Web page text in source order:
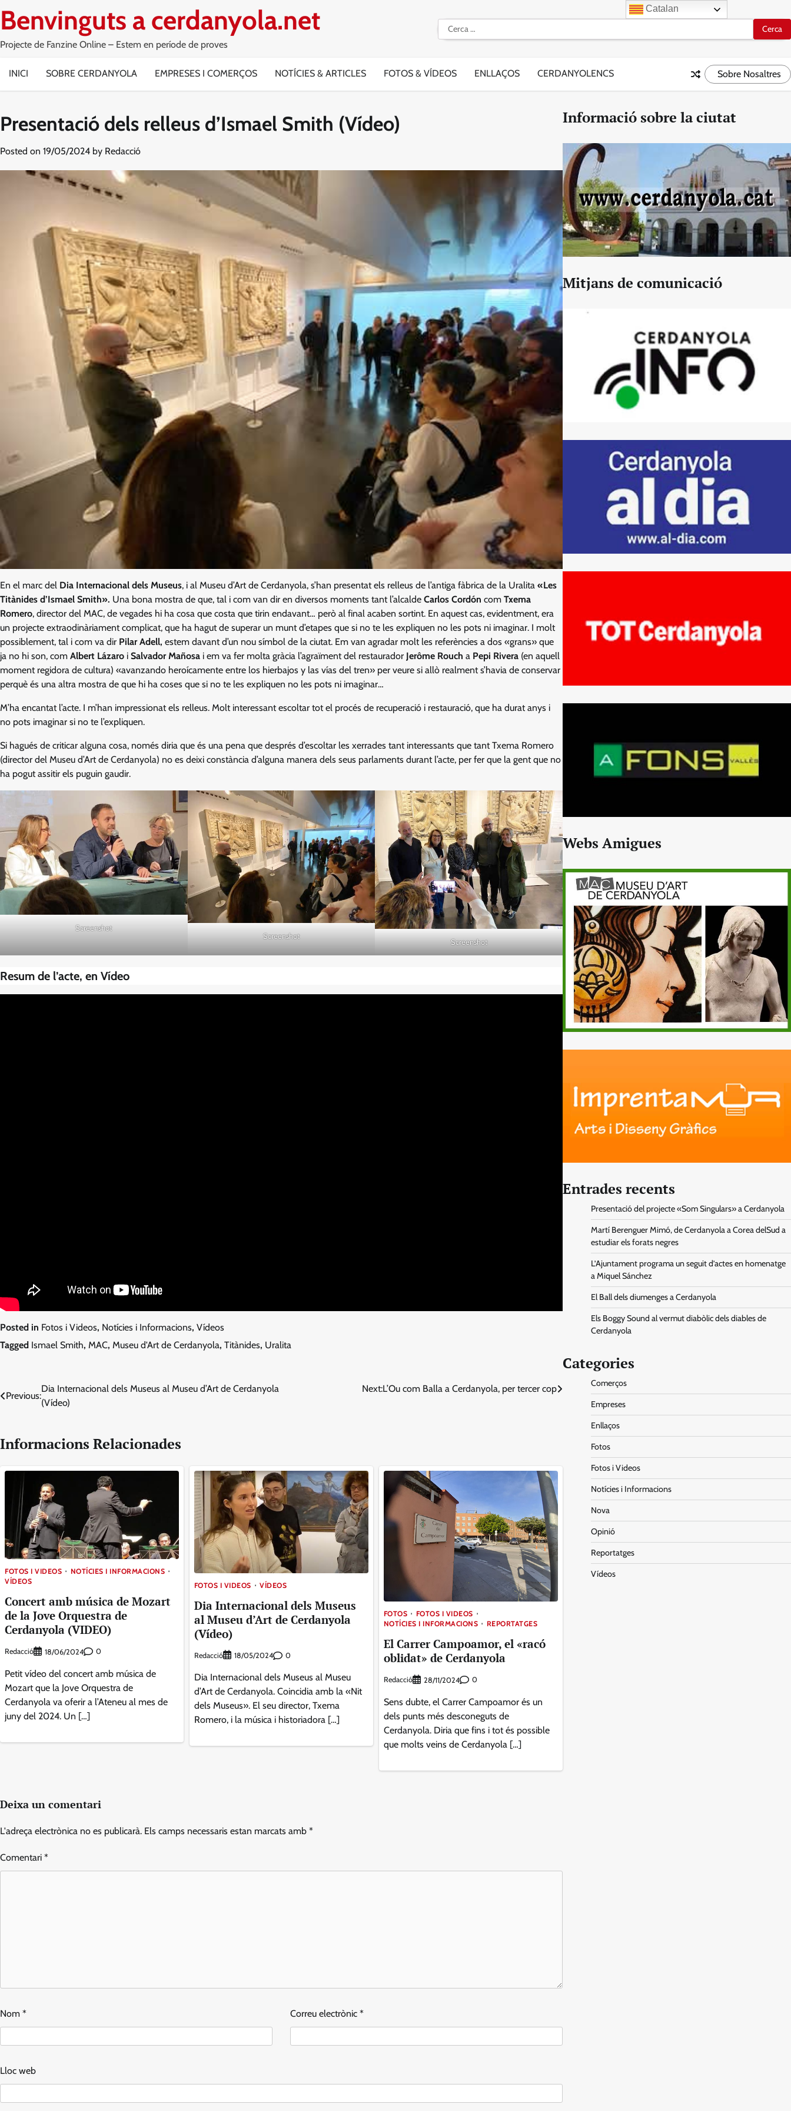
to
Benvinguts a cerdanyola.net
Projecte de Fanzine Online – Estem en període de proves
Cerca:
INICI SOBRE CERDANYOLA EMPRESES I COMERÇOS NOTÍCIES & ARTICLES FOTOS & VÍDEOS ENLLAÇOS CERDANYOLENCS Sobre Nosaltres
Presentació dels relleus d’Ismael Smith (Vídeo)
Posted on 19/05/2024 by Redacció
En el marc del Dia Internacional dels Museus, i al Museu d’Art de Cerdanyola, s’han presentat els relleus de l’antiga fàbrica de la Uralita «Les
Titànides d’Ismael Smith». Una bona mostra de que, tal i com van dir en diversos moments tant l’alcalde Carlos Cordón com Txema
Romero, director del MAC, de vegades hi ha cosa que costa que tirin endavant… però al final acaben sortint. En aquest cas, evidentment, era
un projecte extraodinàriament complicat, que ha hagut de superar un munt d’etapes que si no te les expliquen no les pots ni imaginar. I molt
possiblement, tal i com va dir Pilar Adell, estem davant d’un nou símbol de la ciutat. Em van agradar molt les referències a dos «grans» que
ja no hi son, com Albert Lázaro i Salvador Mañosa i em va fer molta gràcia l’agraïment del restaurador Jerôme Rouch a Pepi Rivera (en aquell
moment regidora de cultura) «avanzando heroícamente entre los hierbajos y las vías del tren» per veure si allò realment s’havia de conservar
perquè és una altra mostra de que hi ha coses que si no te les expliquen no les pots ni imaginar…
M’ha encantat l’acte. I m’han impressionat els relleus. Molt interessant escoltar tot el procés de recuperació i restauració, que ha durat anys i
no pots imaginar si no te l’expliquen.
Si hagués de criticar alguna cosa, només diria que és una pena que després d’escoltar les xerrades tant interessants que tant Txema Romero
(director del Museu d’Art de Cerdanyola) no es deixi constància d’alguna manera dels seus parlaments durant l’acte, per fer que la gent que no
ha pogut assitir els puguin gaudir.
Screenshot
Screenshot
Screenshot
Resum de l’acte, en Vídeo
Posted in Fotos i Videos, Notícies i Informacions, Vídeos
Tagged Ismael Smith, MAC, Museu d'Art de Cerdanyola, Titànides, Uralita
Navegació
d'entrades
Previous:
Dia Internacional dels Museus al Museu d’Art de Cerdanyola
(Vídeo)
Next:L’Ou com Balla a Cerdanyola, per tercer cop
Informacions Relacionades
FOTOS I VIDEOS
NOTÍCIES I INFORMACIONS
VÍDEOS
Concert amb música de Mozart
de la Jove Orquestra de
Cerdanyola (VIDEO)
Redacció 18/06/2024 0
Petit vídeo del concert amb música de
Mozart que la Jove Orquestra de
Cerdanyola va oferir a l’Ateneu al mes de
juny del 2024. Un […]
FOTOS I VIDEOS VÍDEOS
Dia Internacional dels Museus
al Museu d’Art de Cerdanyola
(Vídeo)
Redacció 18/05/2024 0
Dia Internacional dels Museus al Museu
d’Art de Cerdanyola. Coincidia amb la «Nit
dels Museus». El seu director, Txema
Romero, i la música i historiadora […]
FOTOS
FOTOS I VIDEOS
NOTÍCIES I INFORMACIONS
REPORTATGES
El Carrer Campoamor, el «racó
oblidat» de Cerdanyola
Redacció 28/11/2024 0
Sens dubte, el Carrer Campoamor és un
dels punts més desconeguts de
Cerdanyola. Diria que fins i tot és possible
que molts veins de Cerdanyola […]
Deixa un comentari
L'adreça electrònica no es publicarà. Els camps necessaris estan marcats amb *
Comentari *
Nom * Correu electrònic *
Lloc web
Informació sobre la ciutat
Mitjans de comunicació
Webs Amigues
Entrades recents
Presentació del projecte «Som Singulars» a Cerdanyola
Martí Berenguer Mimó, de Cerdanyola a Corea delSud a
estudiar els forats negres
L’Ajuntament programa un seguit d’actes en homenatge
a Miquel Sánchez
El Ball dels diumenges a Cerdanyola
Els Boggy Sound al vermut diabòlic dels diables de
Cerdanyola
Categories
Comerços
Empreses
Enllaços
Fotos
Fotos i Videos
Notícies i Informacions
Nova
Opinió
Reportatges
Vídeos
Catalan